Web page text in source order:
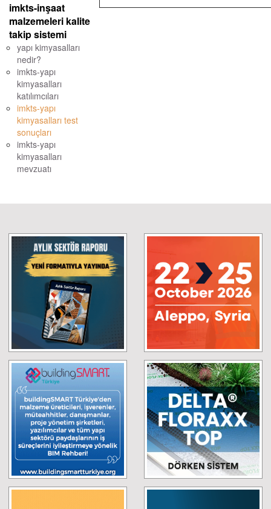
imkts-inşaat
malzemeleri kalite
takip sistemi
yapı kimyasalları
nedir?
imkts-yapı
kimyasalları
katılımcıları
imkts-yapı
kimyasalları test
sonuçları
imkts-yapı
kimyasalları
mevzuatı